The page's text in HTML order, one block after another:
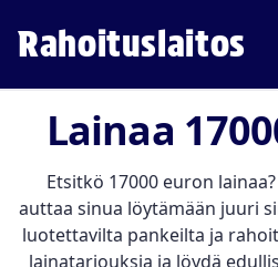
Rahoituslaitos
Lainaa
Etsitkö 17000 euron
auttaa sinua löytämään juuri
luotettavilta pankeilta ja
lainatarjouksia ja löydä